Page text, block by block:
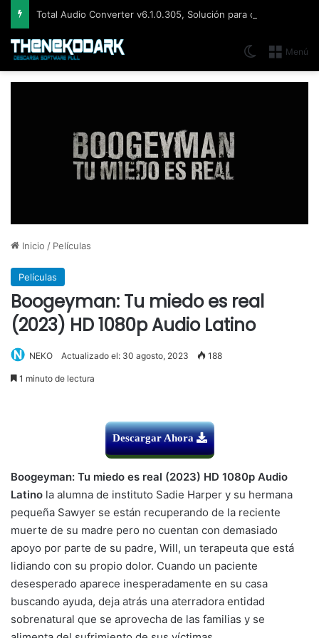
Menú
Switch skin
Inicio / Películas
Películas
Boogeyman: Tu miedo es real
(2023) HD 1080p Audio Latino
NEKO Actualizado el: 30 agosto, 2023 188
1 minuto de lectura
Descargar Ahora
Boogeyman: Tu miedo es real (2023) HD 1080p Audio
Latino la alumna de instituto Sadie Harper y su hermana
pequeña Sawyer se están recuperando de la reciente
muerte de su madre pero no cuentan con demasiado
apoyo por parte de su padre, Will, un terapeuta que está
lidiando con su propio dolor. Cuando un paciente
desesperado aparece inesperadamente en su casa
buscando ayuda, deja atrás una aterradora entidad
sobrenatural que se aprovecha de las familias y se